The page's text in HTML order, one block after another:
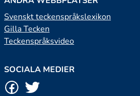
Svenskt teckenspråkslexikon
Gilla Tecken
Teckenspråksvideo
SOCIALA MEDIER